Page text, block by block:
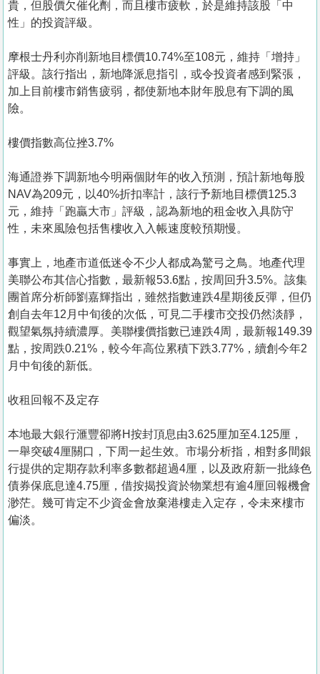
貴，但股價欠催化劑，而且樓市疲軟，於是維持該股「中
性」的投資評級。
摩根士丹利亦削新地目標價10.74%至108元，維持「增持」
評級。該行指出，新地降派息指引，或令投資者感到緊張，
加上目前樓市銷售疲弱，都使新地本財年股息有下調的風
險。
樓價指數高位挫3.7%
海通證券下調新地今明兩個財年的收入預測，預計新地每股
NAV為209元，以40%折扣率計，該行予新地目標價125.3
元，維持「跑贏大市」評級，認為新地的租金收入具防守
性，未來風險包括售樓收入入帳速度較預期慢。
事實上，地產市道低迷令不少人都成為驚弓之鳥。地產代理
美聯公布其信心指數，最新報53.6點，按周回升3.5%。該集
團首席分析師劉嘉輝指出，雖然指數連跌4星期後反彈，但仍
創自去年12月中旬後的次低，可見二手樓市交投仍然淡靜，
觀望氣氛持續濃厚。美聯樓價指數已連跌4周，最新報149.39
點，按周跌0.21%，較今年高位累積下跌3.77%，續創今年2
月中旬後的新低。
收租回報不及定存
本地最大銀行滙豐卻將H按封頂息由3.625厘加至4.125厘，
一舉突破4厘關口，下周一起生效。市場分析指，相對多間銀
行提供的定期存款利率多數都超過4厘，以及政府新一批綠色
債券保底息達4.75厘，借按揭投資於物業想有逾4厘回報機會
渺茫。幾可肯定不少資金會放棄港樓走入定存，令未來樓市
偏淡。